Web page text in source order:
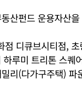
산펀드 운용자산
디큐브시티점,
루미 트리톤 스
리(다가구주택) 파